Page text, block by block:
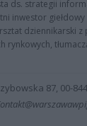
ds. strategii
inwestor
dziennikarski
87, 00-